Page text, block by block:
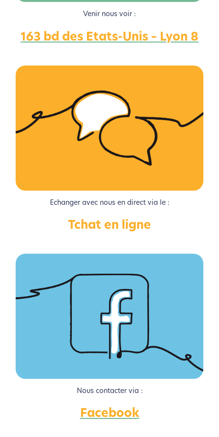
Nous avons développé ce site Internet dans le cadre
d’une démarche forte d’écoconception.
Si vous aussi vous souhaitez diminuer drastiquement
les besoins énergétiques nécessaires à votre
le parcourir dans son Mode
l’écoconception.
Venir nous voir :
163 bd des Etats-Unis – Lyon 8
Echanger avec nous en direct via le :
Tchat en ligne
Nous contacter via :
Facebook